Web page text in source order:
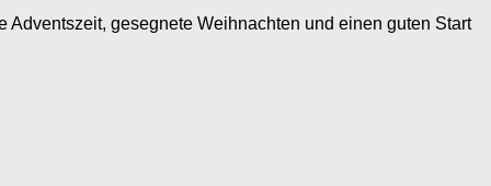
Adventszeit, gesegnete Weihnachten und einen guten Start